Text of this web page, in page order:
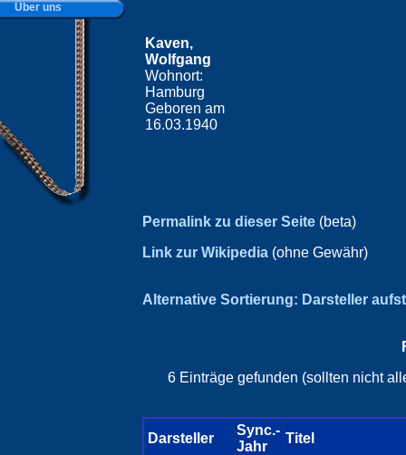
Kaven,
Wolfgang
Wohnort:
Hamburg
Geboren am
16.03.1940
Permalink zu dieser Seite (beta)
Link zur Wikipedia (ohne Gewähr)
Alternative Sortierung: Darsteller
6 Einträge gefunden (sollten nicht
Darsteller
Sync.-
Jahr
Titel
Über uns